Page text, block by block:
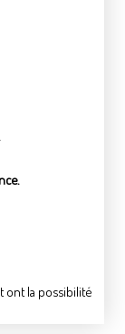
ont la possibilité